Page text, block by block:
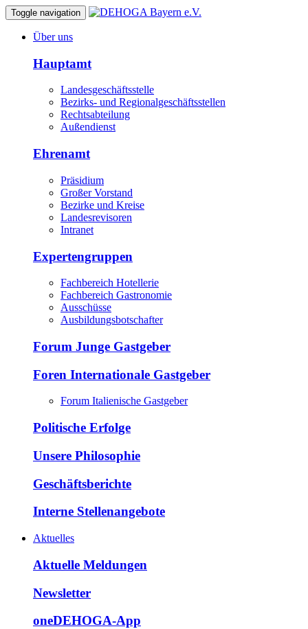
Toggle navigation
Über uns
Hauptamt
Landesgeschäftsstelle
Bezirks- und Regionalgeschäftsstellen
Rechtsabteilung
Außendienst
Ehrenamt
Präsidium
Großer Vorstand
Bezirke und Kreise
Landesrevisoren
Intranet
Expertengruppen
Fachbereich Hotellerie
Fachbereich Gastronomie
Ausschüsse
Ausbildungsbotschafter
Forum Junge Gastgeber
Foren Internationale Gastgeber
Forum Italienische Gastgeber
Politische Erfolge
Unsere Philosophie
Geschäftsberichte
Interne Stellenangebote
Aktuelles
Aktuelle Meldungen
Newsletter
oneDEHOGA-App